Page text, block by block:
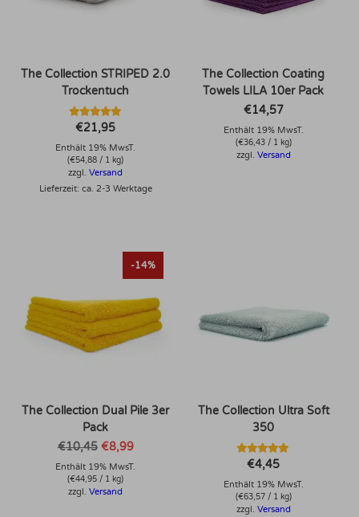
The Collection STRIPED 2.0
Trockentuch
Bewertet mit
5.00
von 5
€21,95
Enthält 19% MwsT.
(€54,88 / 1 kg)
zzgl.Versand
Lieferzeit: ca. 2-3 Werktage
The Collection Coating
Towels LILA 10er Pack
€14,57
Enthält 19% MwsT.
(€36,43/ 1 kg)
zzgl. Versand
-14%
The Collection Dual Pile 3er
Pack
€10,45 Ursprünglicher
war:
€10,45
€8,99Aktueller
ist:
Enthält 19% MwsT.
(€44,95 / 1 kg)
zzgl.Versand
The Collection Ultra Soft
350
Bewertet mit
5.00
von 5
€4,45
Enthält 19% MwsT.
(€63,57/ 1 kg)
zzgl. Versand